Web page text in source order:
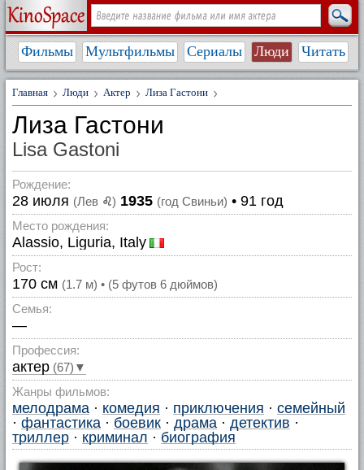
Фильмы Мультфильмы Сериалы Люди Читать
Главная Люди Актер Лиза Гастони
Лиза Гастони
Lisa Gastoni
Рождение:
28 июля (Лев ♌) 1935 (год Свиньи) • 91 год
Место рождения:
Alassio, Liguria, Italy
Рост:
170 см (1.7 м) • (5 футов 6 дюймов)
Семья:
—
Профессия:
актер (67)▼
Жанры фильмов:
мелодрама · комедия · приключения · семейный
· фантастика · боевик · драма · детектив ·
триллер · криминал · биография